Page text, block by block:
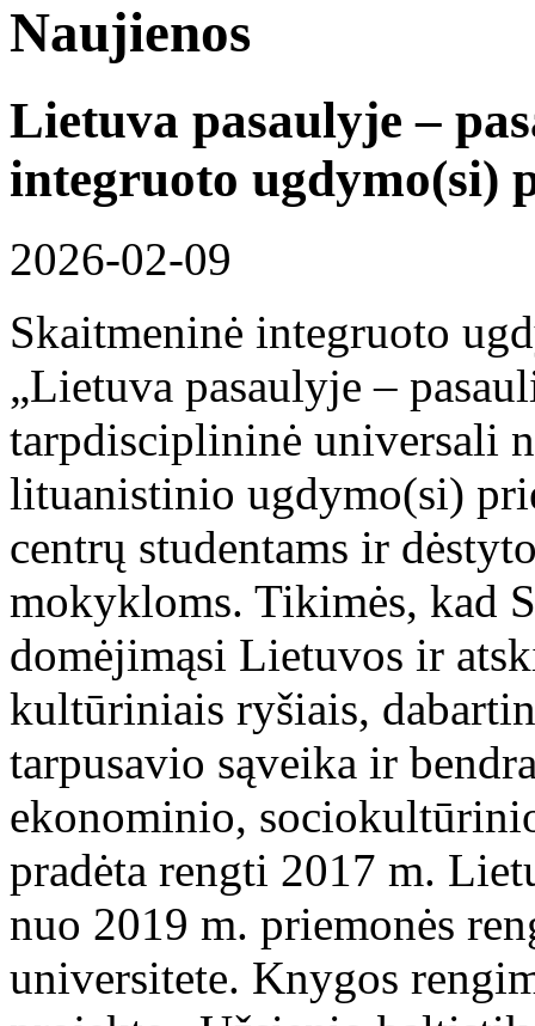
Naujienos
Lietuva pasaulyje –
integruoto ugdymo(si)
2026-02-09
Skaitmeninė integruoto
„Lietuva pasaulyje –
tarpdisciplininė universali
lituanistinio ugdymo(si)
centrų studentams ir
mokykloms. Tikimės, kad
domėjimąsi Lietuvos ir
kultūriniais ryšiais,
tarpusavio sąveika ir
ekonominio,
pradėta rengti 2017 m.
nuo 2019 m. priemonės
universitete. Knygos